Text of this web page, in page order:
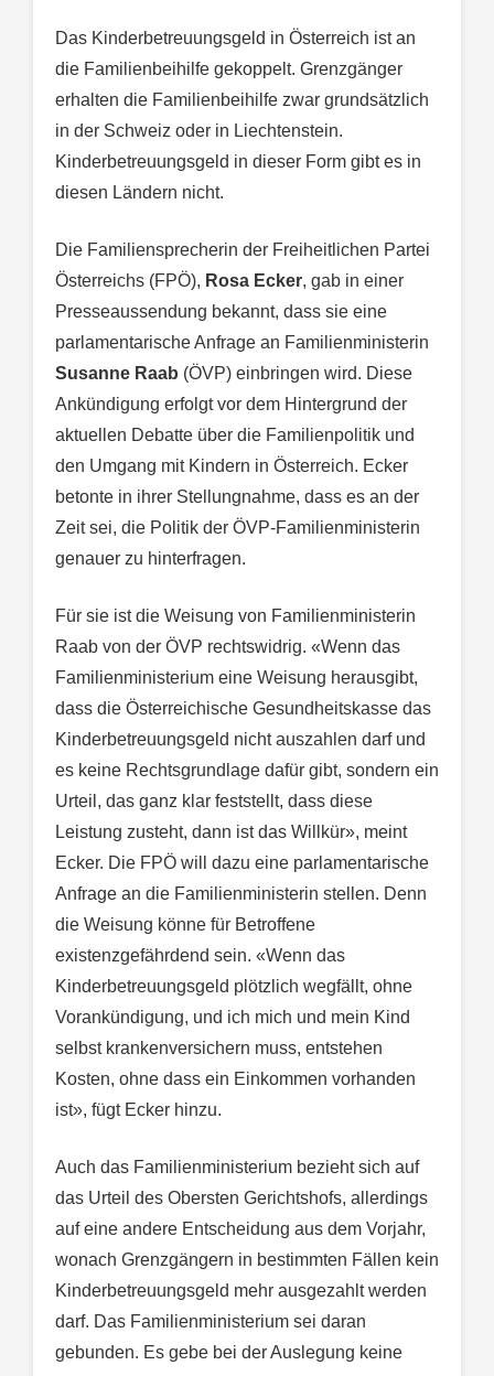
Das Kinderbetreuungsgeld in Österreich ist an
die Familienbeihilfe gekoppelt. Grenzgänger
erhalten die Familienbeihilfe zwar grundsätzlich
in der Schweiz oder in Liechtenstein.
Kinderbetreuungsgeld in dieser Form gibt es in
diesen Ländern nicht.
Die Familiensprecherin der Freiheitlichen Partei
Österreichs (FPÖ), Rosa Ecker, gab in einer
Presseaussendung bekannt, dass sie eine
parlamentarische Anfrage an Familienministerin
Susanne Raab (ÖVP) einbringen wird. Diese
Ankündigung erfolgt vor dem Hintergrund der
aktuellen Debatte über die Familienpolitik und
den Umgang mit Kindern in Österreich. Ecker
betonte in ihrer Stellungnahme, dass es an der
Zeit sei, die Politik der ÖVP-Familienministerin
genauer zu hinterfragen.
Für sie ist die Weisung von Familienministerin
Raab von der ÖVP rechtswidrig. «Wenn das
Familienministerium eine Weisung herausgibt,
dass die Österreichische Gesundheitskasse das
Kinderbetreuungsgeld nicht auszahlen darf und
es keine Rechtsgrundlage dafür gibt, sondern ein
Urteil, das ganz klar feststellt, dass diese
Leistung zusteht, dann ist das Willkür», meint
Ecker. Die FPÖ will dazu eine parlamentarische
Anfrage an die Familienministerin stellen. Denn
die Weisung könne für Betroffene
existenzgefährdend sein. «Wenn das
Kinderbetreuungsgeld plötzlich wegfällt, ohne
Vorankündigung, und ich mich und mein Kind
selbst krankenversichern muss, entstehen
Kosten, ohne dass ein Einkommen vorhanden
ist», fügt Ecker hinzu.
Auch das Familienministerium bezieht sich auf
das Urteil des Obersten Gerichtshofs, allerdings
auf eine andere Entscheidung aus dem Vorjahr,
wonach Grenzgängern in bestimmten Fällen kein
Kinderbetreuungsgeld mehr ausgezahlt werden
darf. Das Familienministerium sei daran
gebunden. Es gebe bei der Auslegung keine